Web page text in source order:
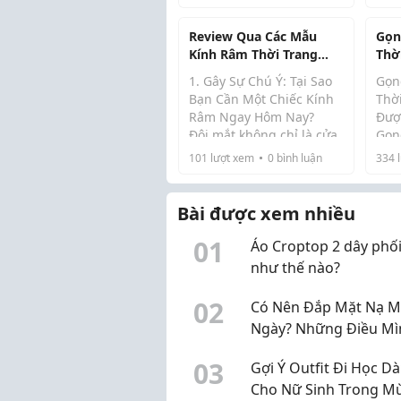
Review Qua Các Mẫu
Kính Râm Thời Trang
Hot Trend
1. Gây Sự Chú Ý: Tại Sao
Bạn Cần Một Chiếc Kính
Râm Ngay Hôm Nay?
Đôi mắt không chỉ là cửa
sổ tâm hồn mà còn là
cần được bảo vệ kỹ lưỡng
trước tia UV độc hại.
101 lượt xem 0 bình luận 334
Bài được xem nhiều
01
Áo Croptop 2 dây
như thế nào?
02
Có Nên Đắp Mặt Nạ
Ngày? Những Điều
Sử Dụng
03
Gợi Ý Outfit Đi Học
Cho Nữ Sinh Trong